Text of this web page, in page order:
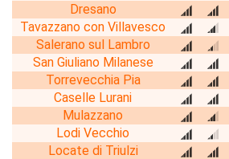
Dresano
Tavazzano con Villavesco
Salerano sul Lambro
San Giuliano Milanese
Torrevecchia Pia
Caselle Lurani
Mulazzano
Lodi Vecchio
Locate di Triulzi